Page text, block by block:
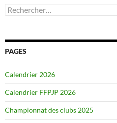
Rechercher :
PAGES
Calendrier 2026
Calendrier FFPJP 2026
Championnat des clubs 2025